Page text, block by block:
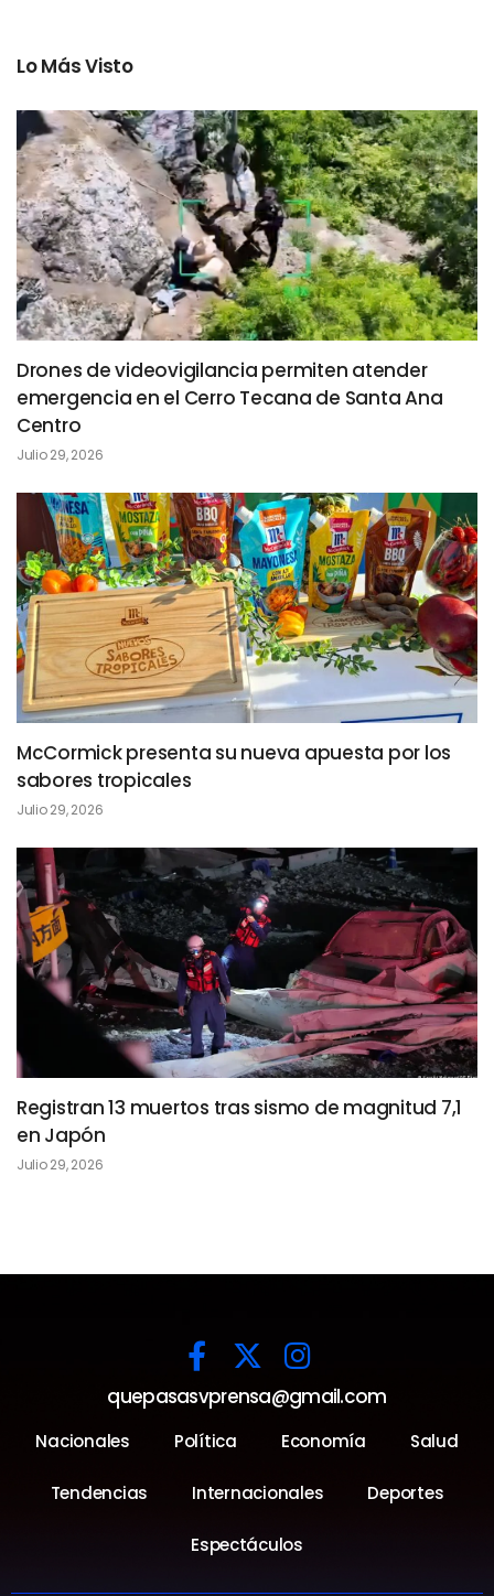
Lo Más Visto
Drones de videovigilancia permiten atender
emergencia en el Cerro Tecana de Santa Ana
Centro
Julio 29, 2026
McCormick presenta su nueva apuesta por los
sabores tropicales
Julio 29, 2026
Registran 13 muertos tras sismo de magnitud 7,1
en Japón
Julio 29, 2026
quepasasvprensa@gmail.com
Nacionales Política Economía Salud
Tendencias Internacionales Deportes
Espectáculos